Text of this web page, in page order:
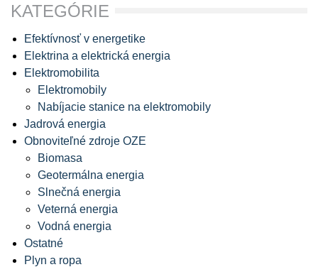
KATEGÓRIE
Efektívnosť v energetike
Elektrina a elektrická energia
Elektromobilita
Elektromobily
Nabíjacie stanice na elektromobily
Jadrová energia
Obnoviteľné zdroje OZE
Biomasa
Geotermálna energia
Slnečná energia
Veterná energia
Vodná energia
Ostatné
Plyn a ropa